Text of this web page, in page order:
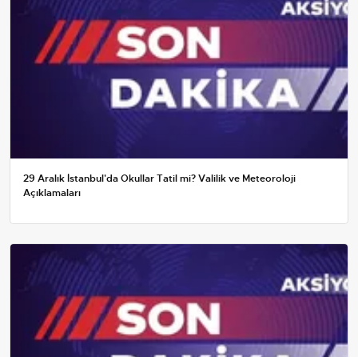
29 Aralık İstanbul'da Okullar Tatil mi? Valilik ve Meteoroloji
Açıklamaları